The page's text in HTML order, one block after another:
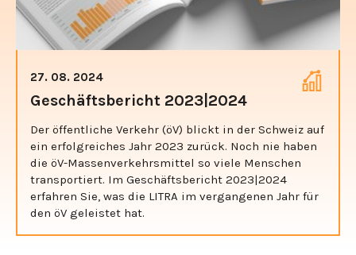
27. 08. 2024
Geschäftsbericht 2023|2024
Der öffentliche Verkehr (öV) blickt in der Schweiz auf
ein erfolgreiches Jahr 2023 zurück. Noch nie haben
die öV-Massenverkehrsmittel so viele Menschen
transportiert. Im Geschäftsbericht 2023|2024
erfahren Sie, was die LITRA im vergangenen Jahr für
den öV geleistet hat.